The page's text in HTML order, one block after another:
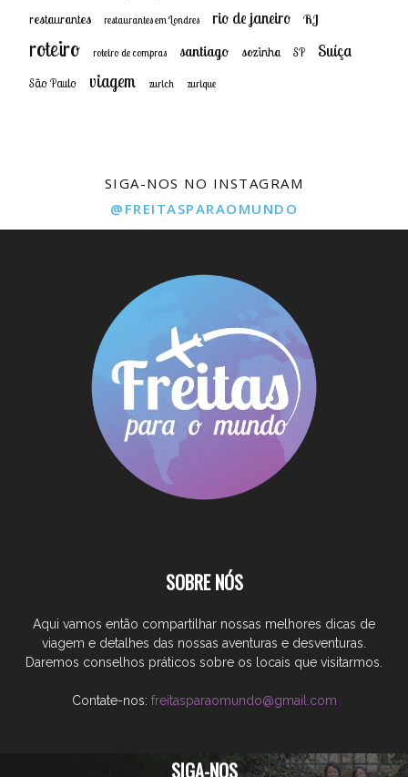
restaurantes restaurantes em Londres rio de janeiro RJ
roteiro roteiro de compras santiago sozinha SP Suíça
São Paulo viagem zurich zurique
SIGA-NOS NO INSTAGRAM
@FREITASPARAOMUNDO
SOBRE NÓS
Aqui vamos então compartilhar nossas melhores dicas de
viagem e detalhes das nossas aventuras e desventuras.
Daremos conselhos práticos sobre os locais que visitarmos.
Contate-nos: freitasparaomundo@gmail.com
SIGA-NOS